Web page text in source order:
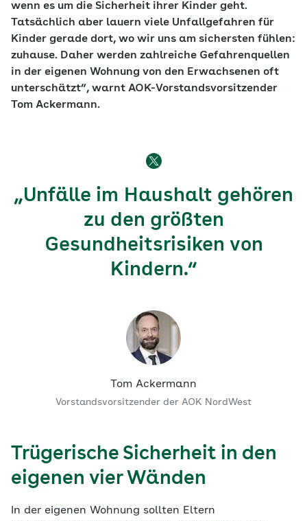
wenn es um die Sicherheit ihrer Kinder geht.
Tatsächlich aber lauern viele Unfallgefahren für
Kinder gerade dort, wo wir uns am sichersten fühlen:
zuhause. Daher werden zahlreiche Gefahrenquellen
in der eigenen Wohnung von den Erwachsenen oft
unterschätzt“, warnt AOK-Vorstandsvorsitzender
Tom Ackermann.
„Unfälle im Haushalt gehören
zu den größten
Gesundheitsrisiken von
Kindern.“
Tom Ackermann
Vorstandsvorsitzender der AOK NordWest
Trügerische Sicherheit in den
eigenen vier Wänden
In der eigenen Wohnung sollten Eltern